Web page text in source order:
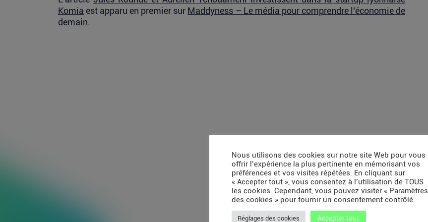
Komia est apparu en premier sur Maddyness – Le média pour comprendre l’économie de
demain.
Nous utilisons des cookies sur notre site Web pour vous
offrir l’expérience la plus pertinente en mémorisant vos
préférences et vos visites répétées. En cliquant sur
« Accepter tout », vous consentez à l’utilisation de TOUS
les cookies. Cependant, vous pouvez visiter « Paramètres
des cookies » pour fournir un consentement contrôlé.
Réglages des cookies Accepter tout